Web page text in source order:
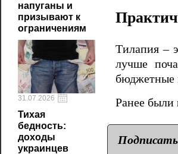
напуганы и
призывают к
ограничениям
31.07.2026
Тихая
бедность:
доходы
украинцев
Тилапия –
лучше
бюджетные
Ранее были